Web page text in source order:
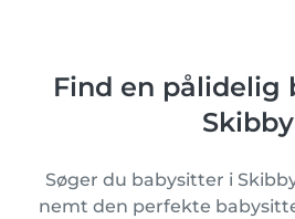
Find en pålidelig
Skibby
Søger du babysitter i
nemt den perfekte